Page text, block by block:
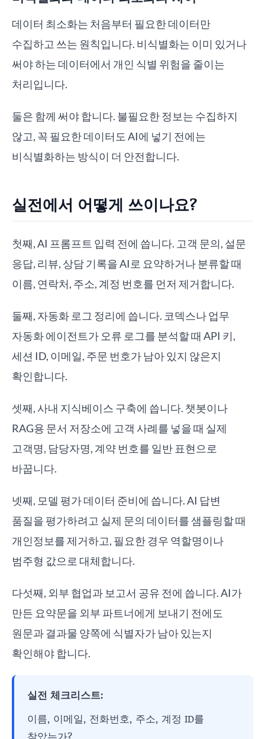
데이터 최소화는 처음부터 필요한 데이터만
수집하고 쓰는 원칙입니다. 비식별화는 이미 있거나
써야 하는 데이터에서 개인 식별 위험을 줄이는
처리입니다.
둘은 함께 써야 합니다. 불필요한 정보는 수집하지
않고, 꼭 필요한 데이터도 AI에 넣기 전에는
비식별화하는 방식이 더 안전합니다.
실전에서 어떻게 쓰이나요?
첫째, AI 프롬프트 입력 전에 씁니다. 고객 문의, 설문
응답, 리뷰, 상담 기록을 AI로 요약하거나 분류할 때
이름, 연락처, 주소, 계정 번호를 먼저 제거합니다.
둘째, 자동화 로그 정리에 씁니다. 코덱스나 업무
자동화 에이전트가 오류 로그를 분석할 때 API 키,
세션 ID, 이메일, 주문 번호가 남아 있지 않은지
확인합니다.
셋째, 사내 지식베이스 구축에 씁니다. 챗봇이나
RAG용 문서 저장소에 고객 사례를 넣을 때 실제
고객명, 담당자명, 계약 번호를 일반 표현으로
바꿉니다.
넷째, 모델 평가 데이터 준비에 씁니다. AI 답변
품질을 평가하려고 실제 문의 데이터를 샘플링할 때
개인정보를 제거하고, 필요한 경우 역할명이나
범주형 값으로 대체합니다.
다섯째, 외부 협업과 보고서 공유 전에 씁니다. AI가
만든 요약문을 외부 파트너에게 보내기 전에도
원문과 결과물 양쪽에 식별자가 남아 있는지
확인해야 합니다.
실전 체크리스트:
이름, 이메일, 전화번호, 주소, 계정 ID를
찾았는가?